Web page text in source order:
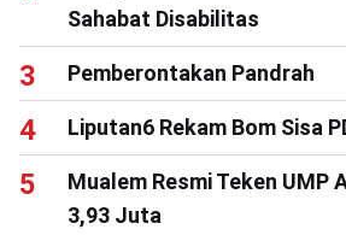
Sahabat Disabilitas
Pemberontakan Pandrah
Liputan6 Rekam Bom Sisa
Mualem Resmi Teken UMP
3,93 Juta